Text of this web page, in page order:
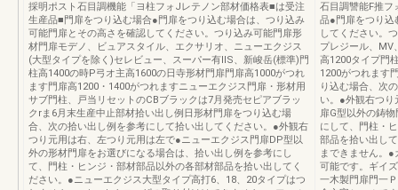
採明ポスト石目調機能「ヨ柱フォJレテノン部材価格表■は受注
生産品■門扉をつり込む場合●門扉をつり込む場合は、つり込み
可能門扉とその高さを確認してください。つり込み可能門扉形
材門扉モデノ、ビュアスタイル、エクサリオ、ニューエクジス
(大型タイプを除く)セレビュー、スーパー有llS、新峻岳(標準)門
柱高1400の時P弓オ主高1600の日寺形材門扉門扉高1000がつれ
ます門扉高1200・1400がつれますニューエクジス門扉・形材用
サブ門柱、戸当リセットのCBブラックは7月発売セピアブラッ
クrま6月末生産中止部材拾い出し例日形材門扉をつり込む場
合、次の拾い出し例を参考にして拾い出してください。●外観右
つり元用は右、左つり元用は左で●ニューエクジス門扉DP型以
外の形材門扉をお選びになる場合は、拾い出し例を参考にし
て、門柱・ヒンジ・部材部品以外の各部材部品を拾い出してく
ださい。●ニューエクジス大型タイプ高打6、18、20タイプはつ
石目調讐能F推
品●門扉をつり込
してください。
プレジール、MV
高1200タイプ門
1200がつれます
り込む場合、次
い。●外観右つ
扉G型以外の鋳
にして、門柱・
部品を拾い出し
まできません。
可能です。ギイ
一木製門扉門一